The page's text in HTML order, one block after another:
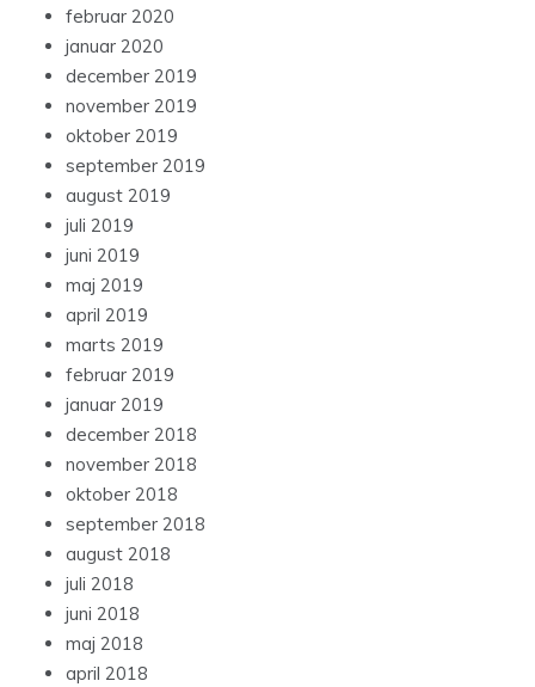
februar 2020
januar 2020
december 2019
november 2019
oktober 2019
september 2019
august 2019
juli 2019
juni 2019
maj 2019
april 2019
marts 2019
februar 2019
januar 2019
december 2018
november 2018
oktober 2018
september 2018
august 2018
juli 2018
juni 2018
maj 2018
april 2018